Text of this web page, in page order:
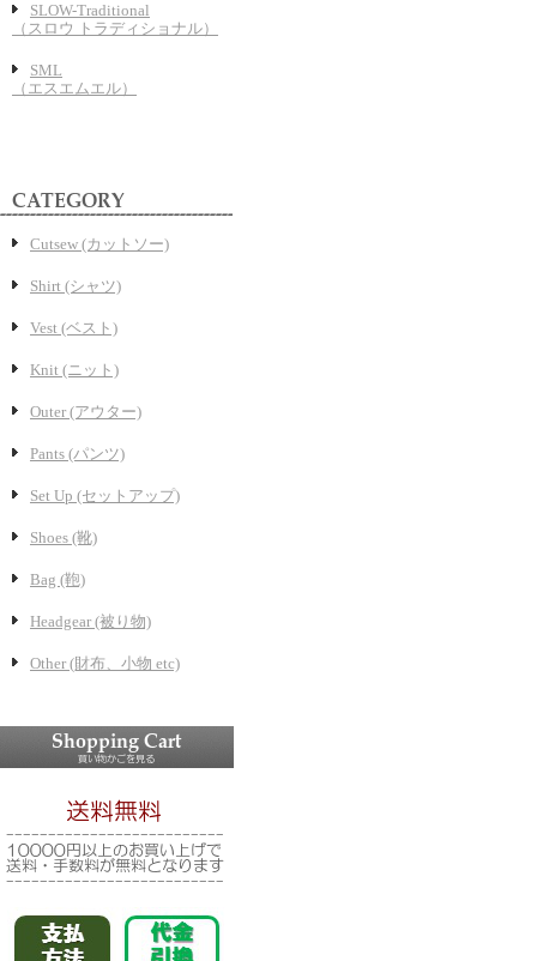
SLOW-Traditional
（スロウ トラディショナル）
SML
（エスエムエル）
Cutsew (カットソー)
Shirt (シャツ)
Vest (ベスト)
Knit (ニット)
Outer (アウター)
Pants (パンツ)
Set Up (セットアップ)
Shoes (靴)
Bag (鞄)
Headgear (被り物)
Other (財布、小物 etc)